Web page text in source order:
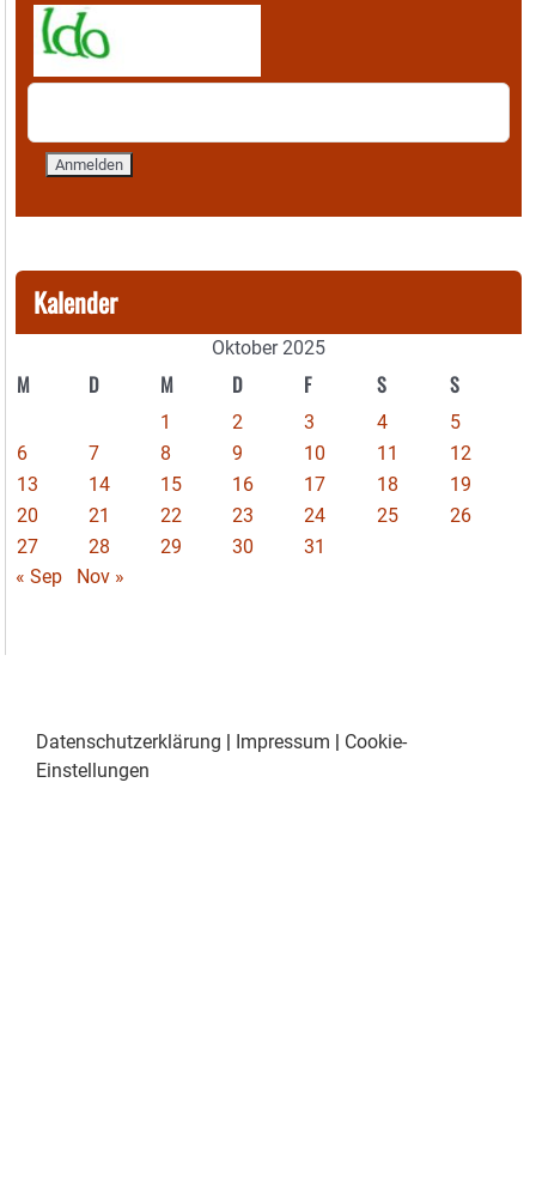
Kalender
Oktober 2025
M D M D F S S
1 2 3 4
5
6
7 8 9 10 11
12
13
14 15 16 17 18
19
20
21 22 23 24 25
26
27
28 29 30
31
« Sep
Nov »
Datenschutzerklärung | Impressum | Cookie-
Einstellungen